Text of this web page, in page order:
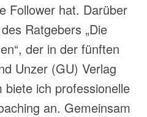
Follower hat. Darüber
Ratgebers „Die
der in der fünften
Unzer (GU) Verlag
ich professionelle
an. Gemeinsam